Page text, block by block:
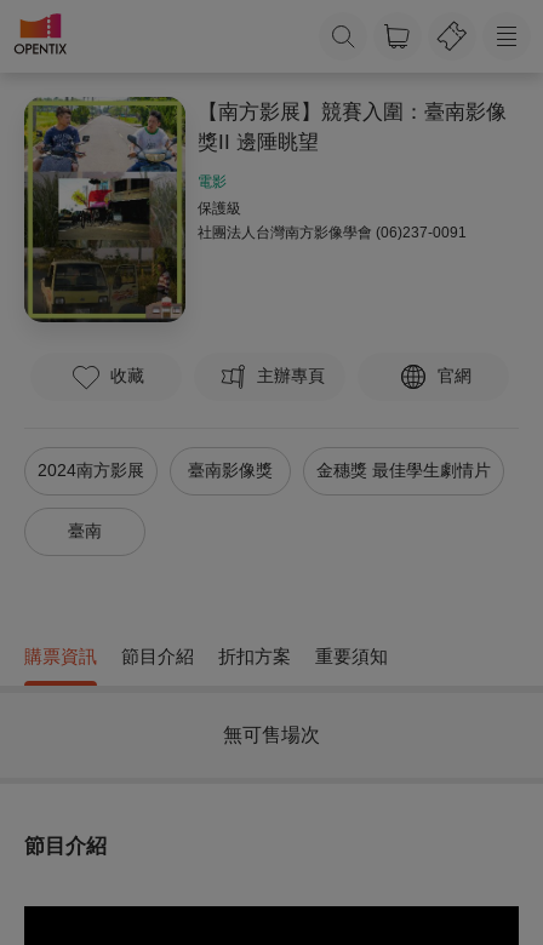
【南方影展】競賽入圍：臺南影像
獎II 邊陲眺望
電影
保護級
社團法人台灣南方影像學會 (06)237-0091
收藏 主辦專頁 官網
2024南方影展 臺南影像獎 金穗獎 最佳學生劇情片
臺南
購票資訊 節目介紹 折扣方案 重要須知
無可售場次
節目介紹